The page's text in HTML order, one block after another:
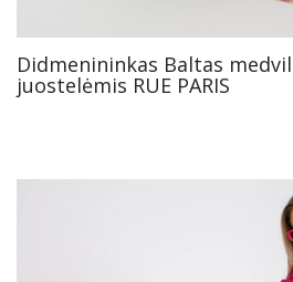
Didmenininkas Baltas
juostelėmis RUE PARIS